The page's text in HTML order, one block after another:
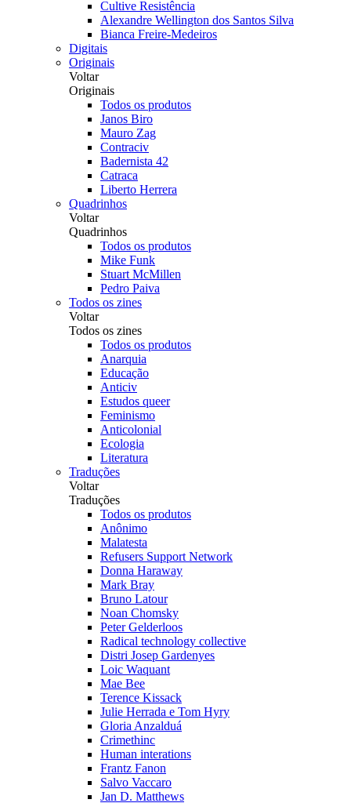
Cultive Resistência
Alexandre Wellington dos Santos Silva
Bianca Freire-Medeiros
Digitais
Originais
Voltar
Originais
Todos os produtos
Janos Biro
Mauro Zag
Contraciv
Badernista 42
Catraca
Liberto Herrera
Quadrinhos
Voltar
Quadrinhos
Todos os produtos
Mike Funk
Stuart McMillen
Pedro Paiva
Todos os zines
Voltar
Todos os zines
Todos os produtos
Anarquia
Educação
Anticiv
Estudos queer
Feminismo
Anticolonial
Ecologia
Literatura
Traduções
Voltar
Traduções
Todos os produtos
Anônimo
Malatesta
Refusers Support Network
Donna Haraway
Mark Bray
Bruno Latour
Noan Chomsky
Peter Gelderloos
Radical technology collective
Distri Josep Gardenyes
Loic Waquant
Mae Bee
Terence Kissack
Julie Herrada e Tom Hyry
Gloria Anzalduá
Crimethinc
Human interations
Frantz Fanon
Salvo Vaccaro
Jan D. Matthews